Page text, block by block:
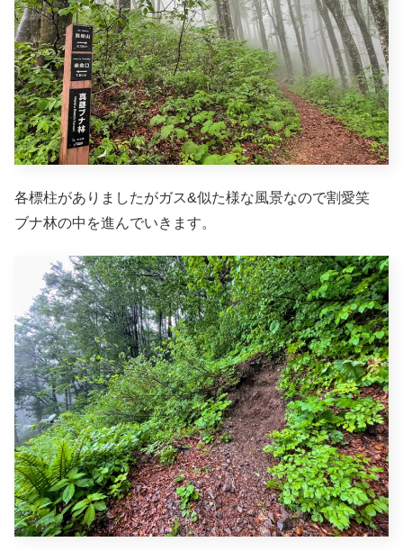
各標柱がありましたがガス&似た様な風景なので割愛笑
ブナ林の中を進んでいきます。